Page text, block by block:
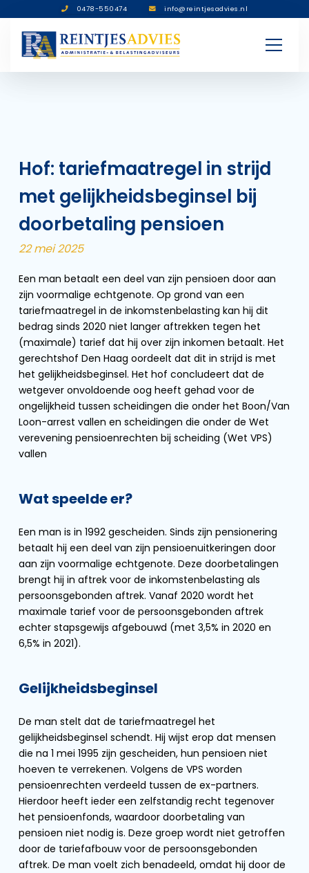
0478-550474 info@reintjesadvies.nl
Hof: tariefmaatregel in strijd
met gelijkheidsbeginsel bij
doorbetaling pensioen
22 mei 2025
Een man betaalt een deel van zijn pensioen door aan
zijn voormalige echtgenote. Op grond van een
tariefmaatregel in de inkomstenbelasting kan hij dit
bedrag sinds 2020 niet langer aftrekken tegen het
(maximale) tarief dat hij over zijn inkomen betaalt. Het
gerechtshof Den Haag oordeelt dat dit in strijd is met
het gelijkheidsbeginsel. Het hof concludeert dat de
wetgever onvoldoende oog heeft gehad voor de
ongelijkheid tussen scheidingen die onder het Boon/Van
Loon-arrest vallen en scheidingen die onder de Wet
verevening pensioenrechten bij scheiding (Wet VPS)
vallen
Wat speelde er?
Een man is in 1992 gescheiden. Sinds zijn pensionering
betaalt hij een deel van zijn pensioenuitkeringen door
aan zijn voormalige echtgenote. Deze doorbetalingen
brengt hij in aftrek voor de inkomstenbelasting als
persoonsgebonden aftrek. Vanaf 2020 wordt het
maximale tarief voor de persoonsgebonden aftrek
echter stapsgewijs afgebouwd (met 3,5% in 2020 en
6,5% in 2021).
Gelijkheidsbeginsel
De man stelt dat de tariefmaatregel het
gelijkheidsbeginsel schendt. Hij wijst erop dat mensen
die na 1 mei 1995 zijn gescheiden, hun pensioen niet
hoeven te verrekenen. Volgens de VPS worden
pensioenrechten verdeeld tussen de ex-partners.
Hierdoor heeft ieder een zelfstandig recht tegenover
het pensioenfonds, waardoor doorbetaling van
pensioen niet nodig is. Deze groep wordt niet getroffen
door de tariefafbouw voor de persoonsgebonden
aftrek. De man voelt zich benadeeld, omdat hij door de